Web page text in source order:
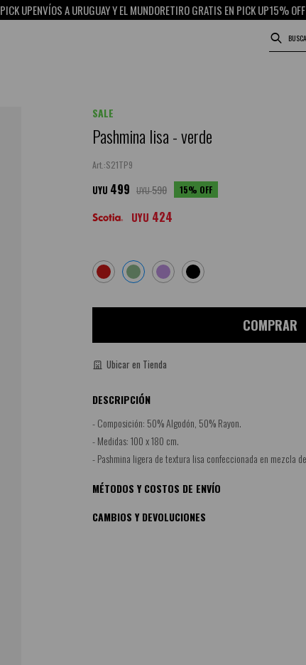
ENVÍOS A URUGUAY Y EL MUNDORETIRO GRATIS EN PICK UP 15% OFF CON
SALE
Pashmina lisa - verde
S21TP9
UYU 499 UYU590 15
UYU 424
COMPRAR
Ubicar en Tienda
DESCRIPCIÓN
- Composición: 50% Algodón, 50% Rayon.
- Medidas: 100 x 180 cm.
- Pashmina ligera de textura lisa confeccionada en mezcla
MÉTODOS Y COSTOS DE ENVÍO
CAMBIOS Y DEVOLUCIONES